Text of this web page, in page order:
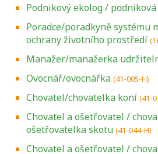
Podnikový ekolog /
Poradce/poradkyně systému
ochrany životního prostředí
Manažer/manažerka
Ovocnář/ovocnářka (41-005-H)
Chovatel/chovatelka koní (41-
Chovatel a ošetřovatel /
ošetřovatelka skotu (41-044-H)
Chovatel a ošetřovatel /